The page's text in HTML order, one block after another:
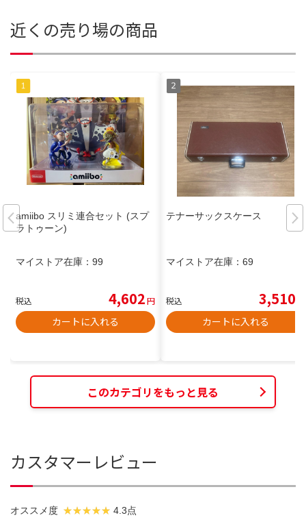
近くの売り場の商品
amiibo スリミ連合セット (スプ
ラトゥーン)
マイストア在庫： 99
税込 4,602円
カートに入れる
テナーサックスケース
マイストア在庫： 69
税込 3,510
カートに入れる
このカテゴリをもっと見る
カスタマーレビュー
オススメ度 4.3点